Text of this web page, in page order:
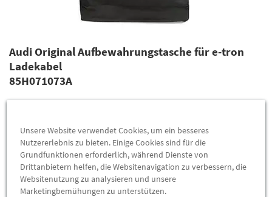
Audi Original Aufbewahrungstasche für e-tron
Ladekabel
85H071073A
54,90 €*
ZUM PRODUKT
Unsere Website verwendet Cookies, um ein besseres
Nutzererlebnis zu bieten. Einige Cookies sind für die
Grundfunktionen erforderlich, während Dienste von
Drittanbietern helfen, die Websitenavigation zu verbessern, die
Websitenutzung zu analysieren und unsere
Marketingbemühungen zu unterstützen.